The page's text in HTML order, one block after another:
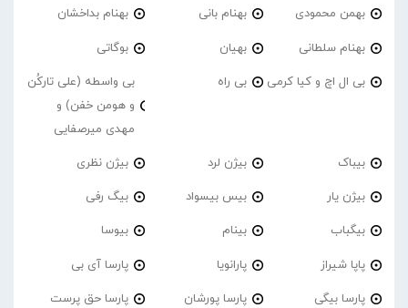
بهمن محمودی بهنام بانی بهنام بداخشان
بهنام سلطانی بهیان بوگاتی
بی ال اچ و کیا کرمی بی راه
بی واسطه (علی تارکُن
و هومن خفن) و
مهدی میرصفایی
بیباک بیژن لرد بیژن نظری
بیژن یار بیس بیسواد بیگ رفی
بیگباب بینام بیوسا
پاپا شیراز پارانویا پارسا آی بی
پارسا بیگی پارسا پورشان پارسا حق پرست